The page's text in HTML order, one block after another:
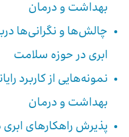
بهداشت و درمان
چالش‌ها و نگرانی‌ها
ابری در حوزه سلامت
نمونه‌هایی از کاربرد
بهداشت و درمان
پذیرش راهکارهای